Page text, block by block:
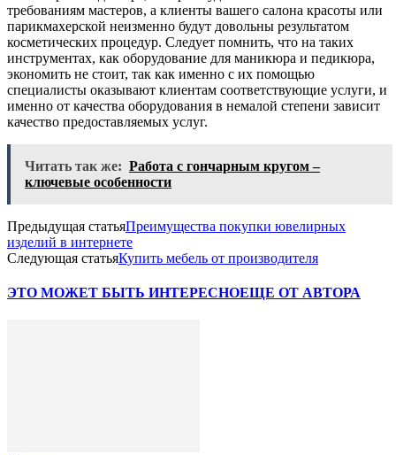
требованиям мастеров, а клиенты вашего салона красоты или
парикмахерской неизменно будут довольны результатом
косметических процедур. Следует помнить, что на таких
инструментах, как оборудование для маникюра и педикюра,
экономить не стоит, так как именно с их помощью
специалисты оказывают клиентам соответствующие услуги, и
именно от качества оборудования в немалой степени зависит
качество предоставляемых услуг.
Читать так же: Работа с гончарным кругом –
ключевые особенности
Предыдущая статьяПреимущества покупки ювелирных
изделий в интернете
Следующая статьяКупить мебель от производителя
ЭТО МОЖЕТ БЫТЬ ИНТЕРЕСНОЕЩЕ ОТ АВТОРА